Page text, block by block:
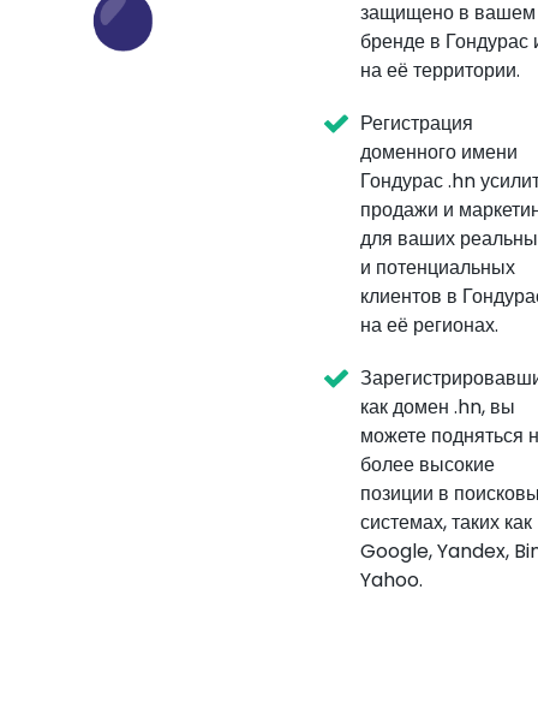
защищено в вашем
бренде в Гондурас
на её территории.
Регистрация
доменного имени
Гондурас .hn
продажи и
для ваших
и потенциальных
клиентов в
на её регионах.
как домен .hn, вы
можете подняться
более высокие
позиции в
системах, таких как
Google, Yandex,
Yahoo.